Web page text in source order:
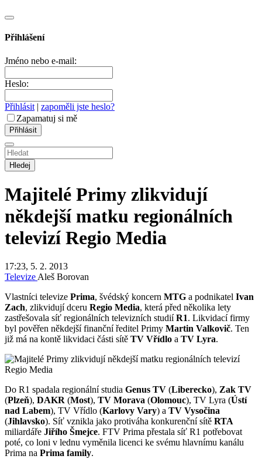
Přihlášení
Jméno nebo e-mail:
Heslo:
Přihlásit | zapoměli jste heslo?
Zapamatuj si mě
Hledej
Majitelé Primy zlikvidují
někdejší matku regionálních
televizí Regio Media
17:23, 5. 2. 2013
TelevizeAleš Borovan
Vlastníci televize Prima, švédský koncern MTG a podnikatel Ivan
Zach, zlikvidují dceru Regio Media, která před několika lety
zastřešovala síť regionálních televizních studiíR1. Likvidací firmy
byl pověřen někdejší finanční ředitel Primy Martin Valkovič. Ten
již má na kontě likvidaci části sítě TV Vřídlo a TV Lyra.
Do R1 spadala regionální studia Genus TV (Liberecko), Zak TV
(Plzeň), DAKR (Most), TV Morava (Olomouc), TV Lyra (Ústí
nad Labem), TV Vřídlo (Karlovy Vary) a TV Vysočina
(Jihlavsko). Síť vznikla jako protiváha konkurenční sítě RTA
miliardáře Jiřího Šmejce. FTV Prima přestala síť R1 potřebovat
poté, co loni v lednu vyměnila licenci ke svému hlavnímu kanálu
Prima na Prima family.